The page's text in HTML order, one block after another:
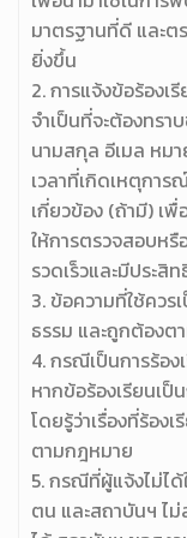
มาตรฐานที่ดี และต
ยิ่งขึ้น
2. การแจ้งข้อร้อง
จำเป็นที่จะต้องทร
นามสกุล อีเมล หม
เวลาที่เกิดเหตุกา
เกี่ยวข้อง (ถ้ามี) เ
ให้การตรวจสอบห
รวดเร็วและมีประสิ
3. ข้อความที่ใช้คว
ธรรม และถูกต้องต
4. กรณีเป็นการร้อ
หากข้อร้องเรียนเ
โดยรู้ว่าเรื่องที่ร้อง
ตามกฎหมาย
5. กรณีที่ผู้แจ้งไม่ไ
ตน และสถาบันฯ ไ